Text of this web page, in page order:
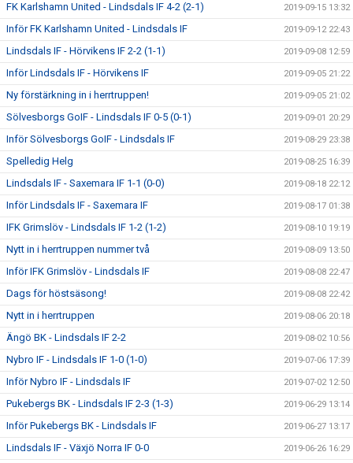
FK Karlshamn United - Lindsdals IF 4-2 (2-1) 2019-09-15 13:32
Inför FK Karlshamn United - Lindsdals IF 2019-09-12 22:43
Lindsdals IF - Hörvikens IF 2-2 (1-1) 2019-09-08 12:59
Inför Lindsdals IF - Hörvikens IF 2019-09-05 21:22
Ny förstärkning in i herrtruppen! 2019-09-05 21:02
Sölvesborgs GoIF - Lindsdals IF 0-5 (0-1) 2019-09-01 20:29
Inför Sölvesborgs GoIF - Lindsdals IF 2019-08-29 23:38
Spelledig Helg 2019-08-25 16:39
Lindsdals IF - Saxemara IF 1-1 (0-0) 2019-08-18 22:12
Inför Lindsdals IF - Saxemara IF 2019-08-17 01:38
IFK Grimslöv - Lindsdals IF 1-2 (1-2) 2019-08-10 19:19
Nytt in i herrtruppen nummer två 2019-08-09 13:50
Inför IFK Grimslöv - Lindsdals IF 2019-08-08 22:47
Dags för höstsäsong! 2019-08-08 22:42
Nytt in i herrtruppen 2019-08-06 20:18
Ängö BK - Lindsdals IF 2-2 2019-08-02 10:56
Nybro IF - Lindsdals IF 1-0 (1-0) 2019-07-06 17:39
Inför Nybro IF - Lindsdals IF 2019-07-02 12:50
Pukebergs BK - Lindsdals IF 2-3 (1-3) 2019-06-29 13:14
Inför Pukebergs BK - Lindsdals IF 2019-06-27 13:17
Lindsdals IF - Växjö Norra IF 0-0 2019-06-26 16:29